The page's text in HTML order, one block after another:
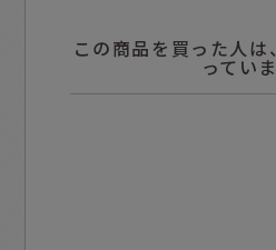
この商品を買った人
ってい